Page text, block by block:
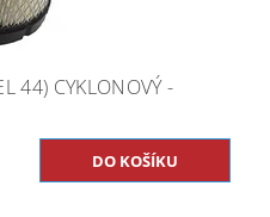
44) CYKLONOVÝ -